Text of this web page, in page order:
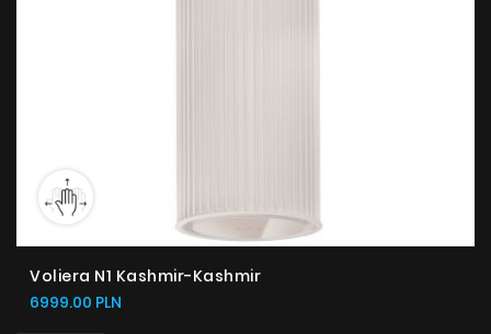
Voliera N1 Kashmir-Kashmir
6999.00 PLN